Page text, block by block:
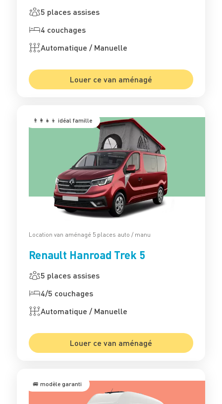
5 places assises
4 couchages
Automatique / Manuelle
Louer ce van aménagé
👨‍👩‍👧‍👦 idéal famille
Location van aménagé 5 places auto / manu
Renault Hanroad Trek 5
5 places assises
4/5 couchages
Automatique / Manuelle
Louer ce van aménagé
🚐 modèle garanti